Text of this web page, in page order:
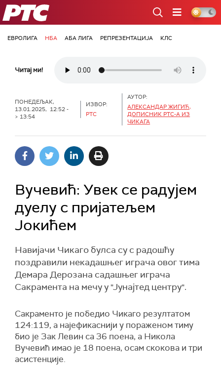
РТС
ЕВРОЛИГА НБА АБА ЛИГА РЕПРЕЗЕНТАЦИЈА КЛС
Читај ми!
ПОНЕДЕЉАК,
13.01.2025, 12:52 -
> 13:54
ИЗВОР:
РТС
АУТОР:
АЛЕКСАНДАР ЖИГИЋ,
ДОПИСНИК РТС-А ИЗ
ЧИКАГА
Вучевић: Увек се радујем
дуелу с пријатељем
Јокићем
Навијачи Чикаго булса су с радошћу
поздравили некадашњег играча овог тима
Демара Дерозана садашњег играча
Сакрамента на мечу у "Јунајтед центру".
Сакраменто је победио Чикаго резултатом
124:119, а најефикаснији у пораженом тиму
био је Зак Левин са 36 поена, а Никола
Вучевић имао је 18 поена, осам скокова и три
асистенције.